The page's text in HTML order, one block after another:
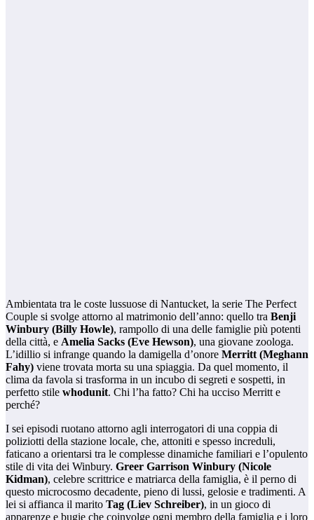
Ambientata tra le coste lussuose di Nantucket, la serie The Perfect
Couple si svolge attorno al matrimonio dell’anno: quello tra Benji
Winbury (Billy Howle), rampollo di una delle famiglie più potenti
della città, e Amelia Sacks (Eve Hewson), una giovane zoologa.
L’idillio si infrange quando la damigella d’onore Merritt (Meghann
Fahy) viene trovata morta su una spiaggia. Da quel momento, il
clima da favola si trasforma in un incubo di segreti e sospetti, in
perfetto stile whodunit. Chi l’ha fatto? Chi ha ucciso Merritt e
perché?
I sei episodi ruotano attorno agli interrogatori di una coppia di
poliziotti della stazione locale, che, attoniti e spesso increduli,
faticano a orientarsi tra le complesse dinamiche familiari e l’opulento
stile di vita dei Winbury. Greer Garrison Winbury (Nicole
Kidman), celebre scrittrice e matriarca della famiglia, è il perno di
questo microcosmo decadente, pieno di lussi, gelosie e tradimenti. A
lei si affianca il marito Tag (Liev Schreiber), in un gioco di
apparenze e bugie che coinvolge ogni membro della famiglia e i loro